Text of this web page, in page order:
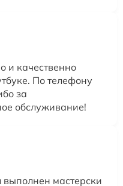
и качественно
По телефону
за
обслуживание!
выполнен мастерски